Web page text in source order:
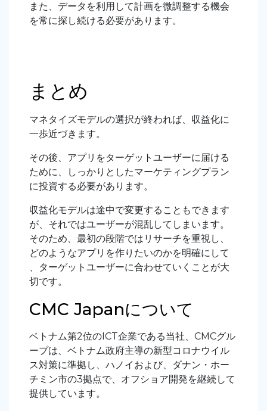
また、データを利用して計画を微調整する機会
を常に探し続ける必要があります。
まとめ
マネタイズモデルの選択が終われば、収益化に
一歩近づきます。
その後、アプリをターゲットユーザーに届ける
ために、しっかりとしたマーケティングプラン
に投資する必要があります。
収益化モデルは途中で変更することもできます
が、それではユーザーが混乱してしまいます。
そのため、最初の段階ではリサーチを重視し、
どのようなアプリを作りたいのかを明確にして
、ターゲットユーザーに合わせていくことが大
切です。
CMC Japanについて
ベトナム第2位のICT企業である当社、CMCグル
ープは、ベトナム政府主導の新型コロナウイル
ス対策に準拠し、ハノイおよび、ダナン・ホー
チミン市の3拠点で、オフショア開発を継続して
提供しています。